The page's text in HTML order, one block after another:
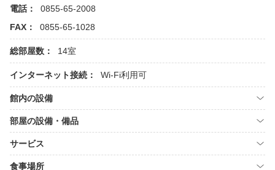
電話：
0855-65-2008
FAX：
0855-65-1028
総部屋数： 14室
インターネット接続： Wi-Fi利用可
館内の設備
部屋の設備・備品
サービス
食事場所